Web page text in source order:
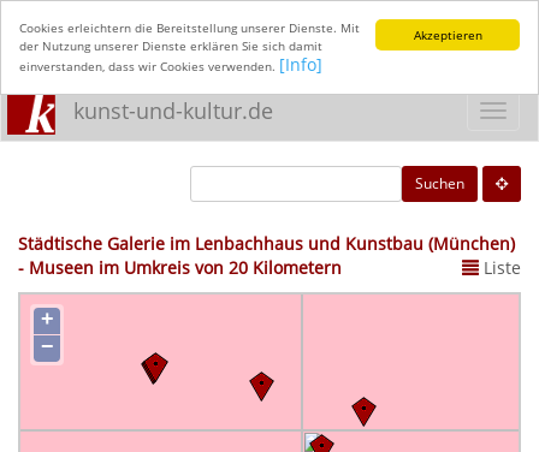
Akzeptieren
Cookies erleichtern die Bereitstellung unserer Dienste. Mit
der Nutzung unserer Dienste erklären Sie sich damit
einverstanden, dass wir Cookies verwenden. [Info]
kunst-und-kultur.de
Suchen
Städtische Galerie im Lenbachhaus und Kunstbau (München)
- Museen im Umkreis von 20 Kilometern
Liste
+
−